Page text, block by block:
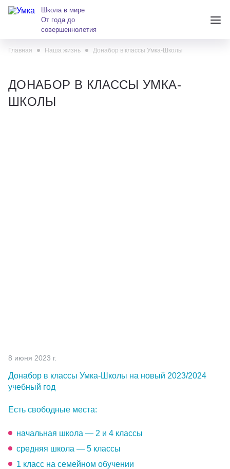
Школа в мире
От года до
совершеннолетия
andreeva@krasumka.ru
Главная Наша жизнь Донабор в классы Умка-Школы
ДОНАБОР В КЛАССЫ УМКА-
ШКОЛЫ
8 июня 2023 г.
Донабор в классы Умка-Школы на новый 2023/2024
учебный год
Есть свободные места:
начальная школа — 2 и 4 классы
средняя школа — 5 классы
1 класс на семейном обучении